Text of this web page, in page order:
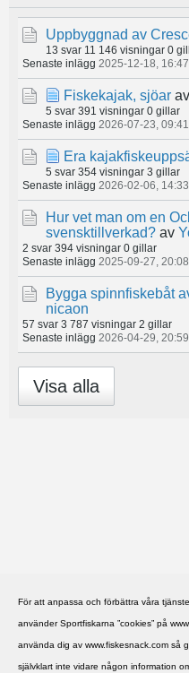
För att anpassa och förbättra våra
använder Sportfiskarna ”cookies” på
använda dig av www.fiskesnack.com så
självklart inte vidare någon information
Uppbyggnad av
13 svar 11 146 visningar 0
Senaste inlägg 2025-12-18, 16:47
Fiskekajak, sjöar av
5 svar 391 visningar 0 gillar
Senaste inlägg 2026-07-23, 09:41
Era
5 svar 354 visningar 3 gillar
Senaste inlägg 2026-02-06, 14:33
Hur vet man om en
svensktillverkad? av
2 svar 394 visningar 0 gillar
Senaste inlägg 2025-09-27, 20:08
Bygga spinnfiskebåt
nicaon
57 svar 3 787 visningar 2 gillar
Senaste inlägg 2026-04-29, 20:59
Visa alla